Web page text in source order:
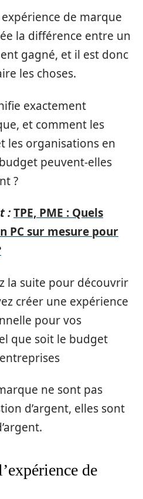
expérience de marque
la différence entre un
gagné, et il est donc
les choses.
exactement
et comment les
les organisations en
peuvent-elles
?
:TPE, PME : Quels
PC sur mesure pour
la suite pour découvrir
créer une expérience
pour vos
que soit le budget
ne sont pas
d’argent, elles sont
de